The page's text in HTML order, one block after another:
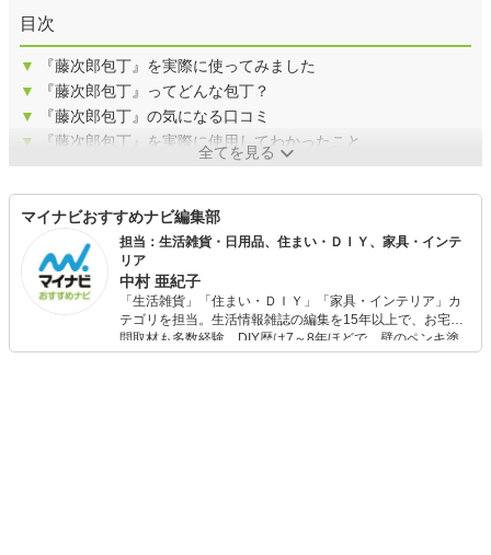
目次
▼
『藤次郎包丁』を実際に使ってみました
▼
『藤次郎包丁』ってどんな包丁？
▼
『藤次郎包丁』の気になる口コミ
▼
『藤次郎包丁』を実際に使用してわかったこと
全てを見る
マイナビおすすめナビ編集部
担当：生活雑貨・日用品、住まい・ＤＩＹ、家具・インテ
リア
中村 亜紀子
「生活雑貨」「住まい・ＤＩＹ」「家具・インテリア」カ
テゴリを担当。生活情報雑誌の編集を15年以上で、お宅訪
問取材も多数経験。DIY歴は7～8年ほどで、壁のペンキ塗
りや壁紙チェンジなどもチャレンジ済み。初心者でもモノ